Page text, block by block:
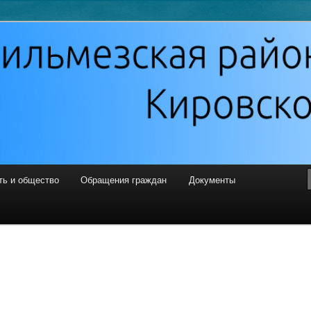
Дума
и общество Обращения граждан Документы